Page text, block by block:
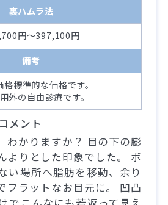
裏ハムラ法
円～397,100円
備考
標準的な価格です。
外の自由診療です。
メント
わかりますか？ 目の下の膨
よりとした印象でした。 ボ
い場所へ脂肪を移動、余り
フラットなお目元に。 凹凸